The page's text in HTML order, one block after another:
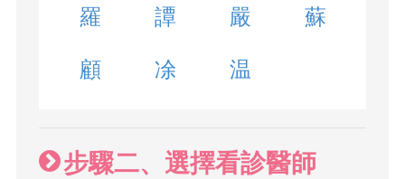
羅 譚 嚴 蘇
顧 凃 温
步驟二、選擇看診醫師